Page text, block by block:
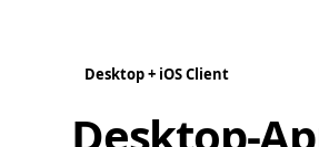
Desktop + iOS Client